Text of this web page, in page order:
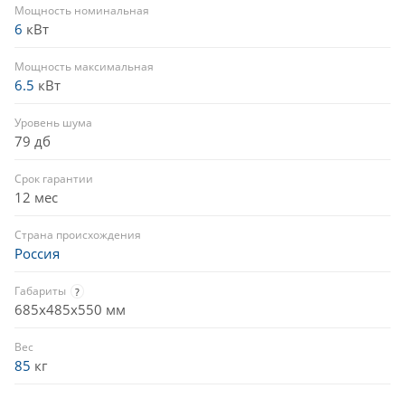
Мощность номинальная
6 кВт
Мощность максимальная
6.5 кВт
Уровень шума
79 дб
Срок гарантии
12 мес
Страна происхождения
Россия
Габариты ?
685x485x550 мм
Вес
85 кг